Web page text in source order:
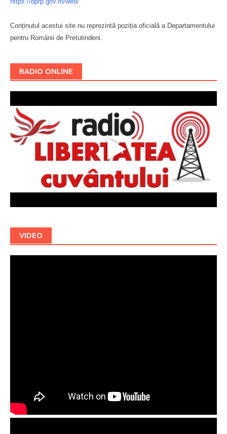
Conținutul acestui site nu reprezintă poziția oficială a Departamentului
pentru Românii de Pretutindeni.
RADIO ONLINE
VIDEO